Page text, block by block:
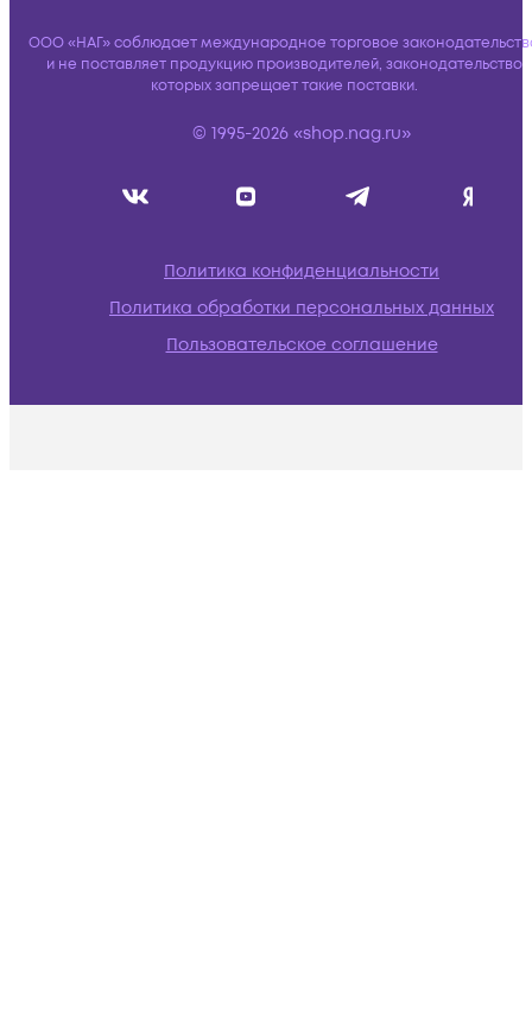
ООО «НАГ» соблюдает международное торговое
и не поставляет продукцию производителей, законодательство
которых запрещает такие поставки.
© 1995-2026 «shop.nag.ru»
Политика конфиденциальности
Политика обработки персональных данных
Пользовательское соглашение